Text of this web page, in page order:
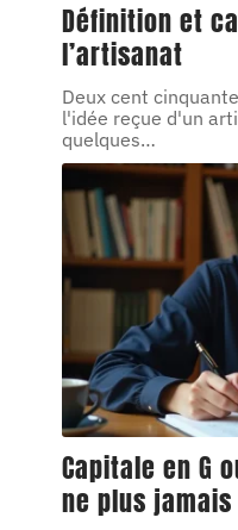
Définition et
l’artisanat
Deux cent
l'idée reçue d'un
quelques…
Capitale en G
ne plus